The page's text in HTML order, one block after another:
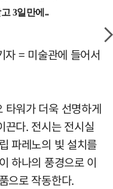
자 = 미술관에 들어서
타워가 더욱 선명하게
끈다. 전시는 전시실
파레노의 빛 설치를
하나의 풍경으로 이
으로 작동한다.